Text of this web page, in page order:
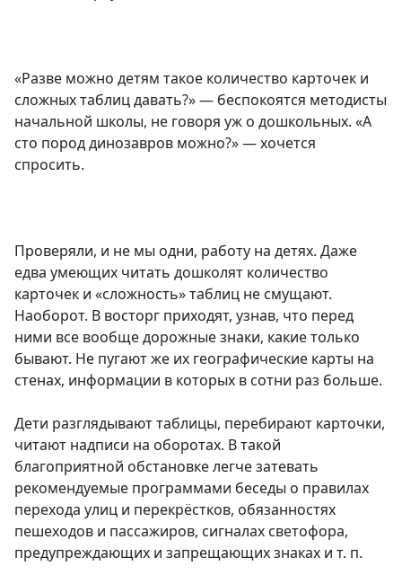
«Разве можно детям такое количество карточек и
сложных таблиц давать?» — беспокоятся методисты
начальной школы, не говоря уж о дошкольных. «А
сто пород динозавров можно?» — хочется
спросить.
Проверяли, и не мы одни, работу на детях. Даже
едва умеющих читать дошколят количество
карточек и «сложность» таблиц не смущают.
Наоборот. В восторг приходят, узнав, что перед
ними все вообще дорожные знаки, какие только
бывают. Не пугают же их географические карты на
стенах, информации в которых в сотни раз больше.
Дети разглядывают таблицы, перебирают карточки,
читают надписи на оборотах. В такой
благоприятной обстановке легче затевать
рекомендуемые программами беседы о правилах
перехода улиц и перекрёстков, обязанностях
пешеходов и пассажиров, сигналах светофора,
предупреждающих и запрещающих знаках и т. п.